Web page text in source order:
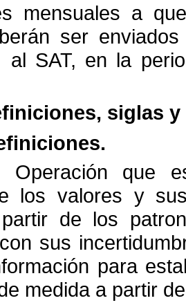
mensuales a
ser
al SAT, en la
siglas
Operación que
los valores y
de los
sus
para
medida a partir